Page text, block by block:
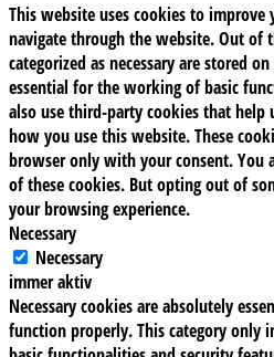
This website uses cookies to
navigate through the website. Out of
categorized as necessary are stored
essential for the working of basic
also use third-party cookies that help
how you use this website. These
browser only with your consent.
of these cookies. But opting out of
your browsing experience.
Necessary
Necessary
immer aktiv
Necessary cookies are absolutely
function properly. This category only